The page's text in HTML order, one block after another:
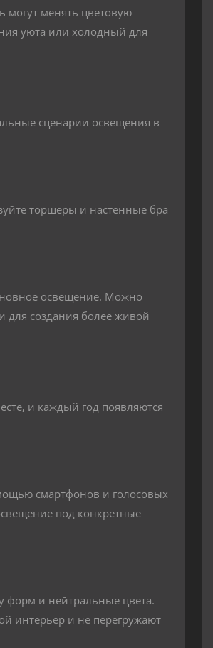
могут менять цветовую
уюта или холодный для
сценарии освещения в
торшеры и настенные бра
освещение. Можно
для создания более живой
и каждый год появляются
смартфонов и голосовых
под конкретные
форм и нейтральные цвета.
интерьер и не перегружают